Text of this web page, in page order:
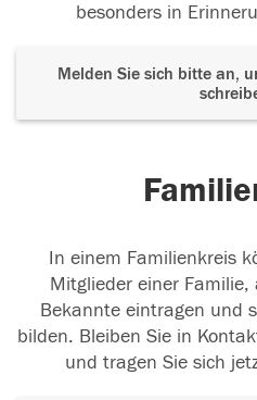
denken. In Liebe Dani
16.04.2015
besonders in
Melden Sie sich bitte an,
In einem Familienkreis
Mitglieder einer
Bekannte eintragen und
bilden. Bleiben Sie in
und tragen Sie sich